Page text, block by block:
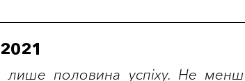
половина успіху. Не менш